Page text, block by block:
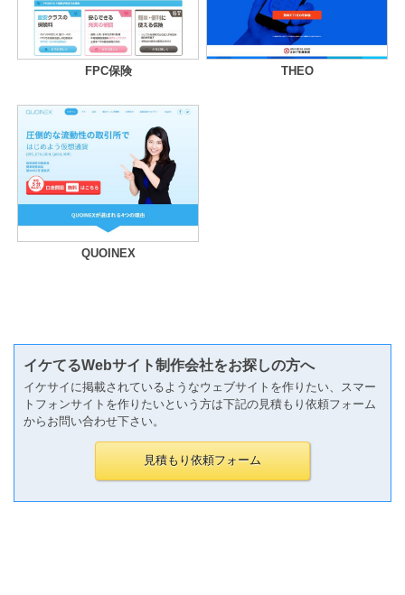
FPC保険 THEO
QUOINEX
イケてるWebサイト制作会社をお探しの方へ
イケサイに掲載されているようなウェブサイトを作りたい、スマー
トフォンサイトを作りたいという方は下記の見積もり依頼フォーム
からお問い合わせ下さい。